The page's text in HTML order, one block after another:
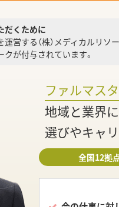
だくために
営する（株）メディカルリ
が付与されています。
ファルマス
地域と業界
選びやキャ
全国12拠